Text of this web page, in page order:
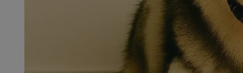
Niezbędne pliki cookie
zarządzanie kontem.
Nazwa